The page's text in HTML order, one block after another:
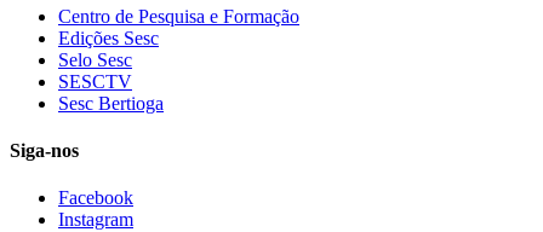
Centro de Pesquisa e Formação
Edições Sesc
Selo Sesc
SESCTV
Sesc Bertioga
Siga-nos
Facebook
Instagram